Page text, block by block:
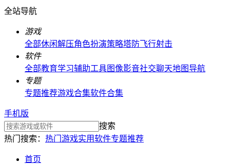
全站导航
游戏
全部休闲解压角色扮演策略塔防飞行射击
软件
全部教育学习辅助工具图像影音社交聊天地图导航
专题
专题推荐游戏合集软件合集
手机版
搜索
热门搜索： 热门游戏实用软件专题推荐
首页